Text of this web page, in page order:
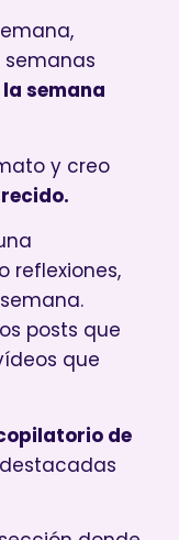
semanas
semana
y creo
reflexiones,
posts que
que
de
destacadas